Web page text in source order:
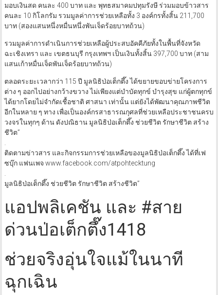
มอบเงินสด คนละ 400 บาท และ พุทธสมาคมปทุมรังษี ร่วมมอบข้าวสาร
คนละ 10 กิโลกรัม รวมมูลค่าการช่วยเหลือทั้ง 3 องค์กรทั้งสิ้น 211,700
บาท (สองแสนหนึ่งหมื่นหนึ่งพันเจ็ดร้อยบาทถ้วน)
รวมมูลค่าการดำเนินการช่วยเหลือผู้ประสบอัคคีภัยทั้งในพื้นที่จังหวัด
ฉะเชิงเทรา และ เขตธนบุรี กรุงเทพฯ เป็นเงินทั้งสิ้น 397,700 บาท (สาม
แสนเก้าหมื่นเจ็ดพันเจ็ดร้อยบาทถ้วน)
ตลอดระยะเวลากว่า 115 ปี มูลนิธิป่อเต็กตึ๊ง ได้ขยายขอบข่ายโครงการ
ต่าง ๆ ออกไปอย่างกว้างขวาง ไม่เพียงแต่บำบัดทุกข์ บำรุงสุข แก่ผู้ตกทุกข์
ได้ยากโดยไม่จำกัดเชื้อชาติ ศาสนา เท่านั้น แต่ยังได้พัฒนาคุณภาพชีวิต
อีกในหลาย ๆ ทาง เพื่อเป็นองค์กรสาธารณกุศลที่ช่วยเหลือประชาชนครบ
วงจรในทุกๆ ด้าน ดังปณิธาน มูลนิธิป่อเต็กตึ๊ง ช่วยชีวิต รักษาชีวิต สร้าง
ชีวิต”
ติดตามข่าวสาร และกิจกรรมการช่วยเหลือของมูลนิธิป่อเต็กตึ๊ง ได้ที่เฟ
ซบุ๊ก แฟนเพจ www.facebook.com/atpohtecktung
มูลนิธิป่อเต็กตึ๊ง ช่วยชีวิต รักษาชีวิต สร้างชีวิต”
แอปพลิเคชัน และ #สาย
ด่วนป่อเต็กตึ๊ง1418
ช่วยจริงอุ่นใจแม้ในนาที
ฉุกเฉิน